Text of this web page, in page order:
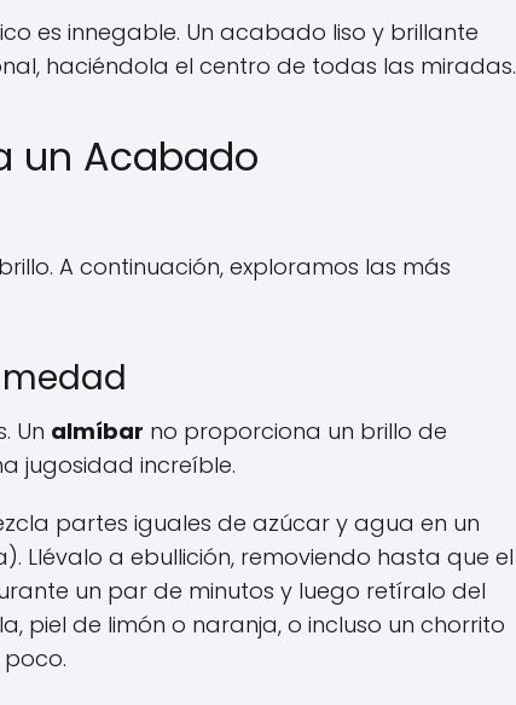
es innegable. Un acabado liso y brillante
haciéndola el centro de todas las miradas.
un Acabado
A continuación, exploramos las más
Un almíbar no proporciona un brillo de
jugosidad increíble.
partes iguales de azúcar y agua en un
Llévalo a ebullición, removiendo hasta que el
un par de minutos y luego retíralo del
piel de limón o naranja, o incluso un chorrito